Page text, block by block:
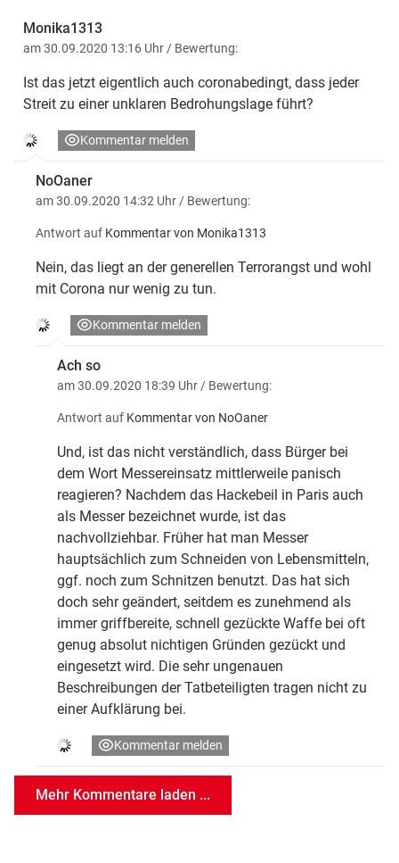
Monika1313
am 30.09.2020 13:16 Uhr / Bewertung:
Ist das jetzt eigentlich auch coronabedingt, dass jeder
Streit zu einer unklaren Bedrohungslage führt?
Kommentar melden
NoOaner
am 30.09.2020 14:32 Uhr / Bewertung:
Antwort auf Kommentar von Monika1313
Nein, das liegt an der generellen Terrorangst und wohl
mit Corona nur wenig zu tun.
Kommentar melden
Ach so
am 30.09.2020 18:39 Uhr / Bewertung:
Antwort auf Kommentar von NoOaner
Und, ist das nicht verständlich, dass Bürger bei
dem Wort Messereinsatz mittlerweile panisch
reagieren? Nachdem das Hackebeil in Paris auch
als Messer bezeichnet wurde, ist das
nachvollziehbar. Früher hat man Messer
hauptsächlich zum Schneiden von Lebensmitteln,
ggf. noch zum Schnitzen benutzt. Das hat sich
doch sehr geändert, seitdem es zunehmend als
immer griffbereite, schnell gezückte Waffe bei oft
genug absolut nichtigen Gründen gezückt und
eingesetzt wird. Die sehr ungenauen
Beschreibungen der Tatbeteiligten tragen nicht zu
einer Aufklärung bei.
Kommentar melden
Mehr Kommentare laden ...